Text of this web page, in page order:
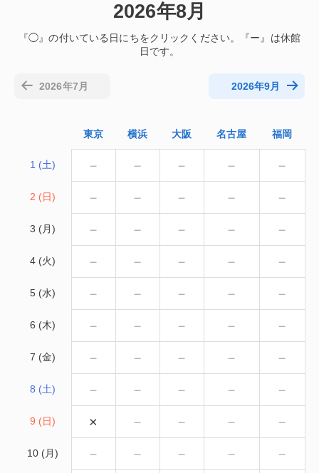
2026年8月
東京 横浜 大阪 名古屋 福岡
1 (土) － － － － －
2 (日) － － － － －
3 (月) － － － － －
4 (火) － － － － －
5 (水) － － － － －
6 (木) － － － － －
7 (金) － － － － －
8 (土) － － － － －
9 (日) × － － － －
10 (月) － － － － －
2026年7月 2026年9月